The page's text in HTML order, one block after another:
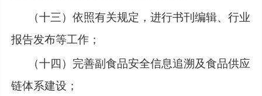
（十三）依照有关规定，进行书刊编辑、行业
报告发布等工作；
（十四）完善副食品安全信息追溯及食品供应
链体系建设；